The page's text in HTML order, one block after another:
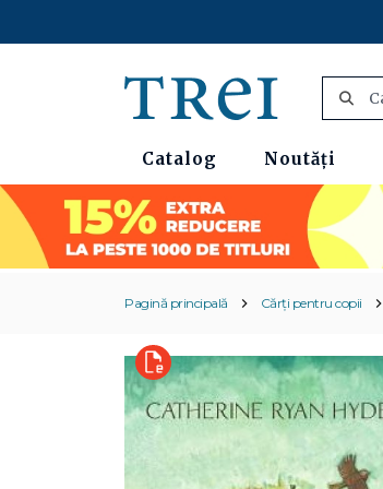
Catalog Noutăți
Pagină principală Cărți pentru copii